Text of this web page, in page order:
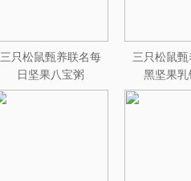
三只松鼠甄养联名每
日坚果八宝粥
330g*12罐礼盒装
三只松鼠
黑坚果乳
240ml*20